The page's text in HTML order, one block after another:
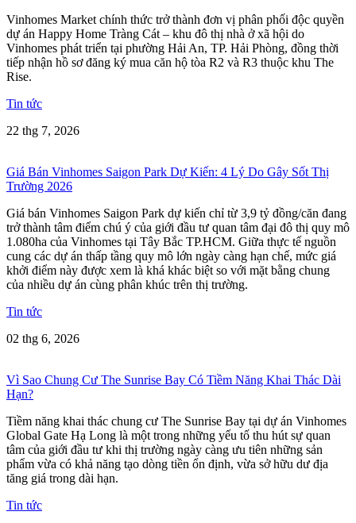
Vinhomes Market chính thức trở thành đơn vị phân phối độc quyền
dự án Happy Home Tràng Cát – khu đô thị nhà ở xã hội do
Vinhomes phát triển tại phường Hải An, TP. Hải Phòng, đồng thời
tiếp nhận hồ sơ đăng ký mua căn hộ tòa R2 và R3 thuộc khu The
Rise.
Tin tức
22 thg 7, 2026
Giá Bán Vinhomes Saigon Park Dự Kiến: 4 Lý Do Gây Sốt Thị
Trường 2026
Giá bán Vinhomes Saigon Park dự kiến chỉ từ 3,9 tỷ đồng/căn đang
trở thành tâm điểm chú ý của giới đầu tư quan tâm đại đô thị quy mô
1.080ha của Vinhomes tại Tây Bắc TP.HCM. Giữa thực tế nguồn
cung các dự án thấp tầng quy mô lớn ngày càng hạn chế, mức giá
khởi điểm này được xem là khá khác biệt so với mặt bằng chung
của nhiều dự án cùng phân khúc trên thị trường.
Tin tức
02 thg 6, 2026
Vì Sao Chung Cư The Sunrise Bay Có Tiềm Năng Khai Thác Dài
Hạn?
Tiềm năng khai thác chung cư The Sunrise Bay tại dự án Vinhomes
Global Gate Hạ Long là một trong những yếu tố thu hút sự quan
tâm của giới đầu tư khi thị trường ngày càng ưu tiên những sản
phẩm vừa có khả năng tạo dòng tiền ổn định, vừa sở hữu dư địa
tăng giá trong dài hạn.
Tin tức